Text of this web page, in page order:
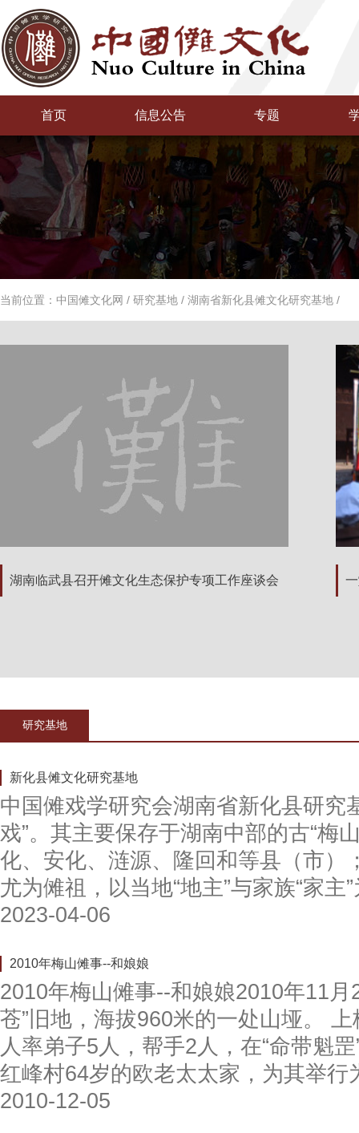
首页 信息公告 专题
当前位置： 中国傩文化网 / 研究基地 / 湖南省新化县傩文化研究基地 /
湖南临武县召开傩文化生态保护专项工作座谈会
研究基地
新化县傩文化研究基地
中国傩戏学研究会湖南省新化县研究
戏”。其主要保存于湖南中部的古“梅
化、安化、涟源、隆回和等县（市）
尤为傩祖，以当地“地主”与家族“家主
2023-04-06
2010年梅山傩事--和娘娘
2010年梅山傩事--和娘娘2010年11月
苍”旧地，海拔960米的一处山垭。
人率弟子5人，帮手2人，在“命带魁
红峰村64岁的欧老太太家，为其举行
2010-12-05